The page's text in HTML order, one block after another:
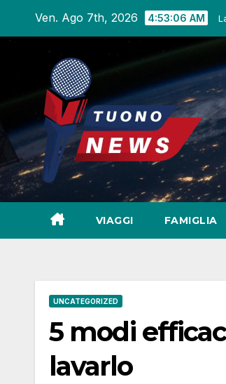
contenuto
Ven. Ago 7th, 2026 4:53:07 AM
VIAGGI FAMIGLIA
UNCATEGORIZED
5 modi
lavarlo